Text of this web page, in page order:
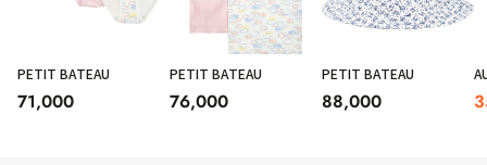
PETIT BATEAU
71,000
PETIT BATEAU
76,000
PETIT BATEAU
88,000